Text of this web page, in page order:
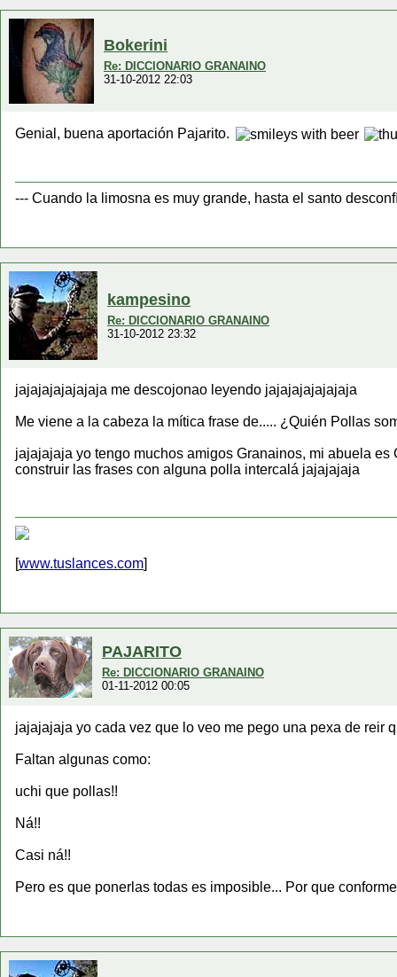
Bokerini
Re: DICCIONARIO GRANAINO
31-10-2012 22:03
Genial, buena aportación Pajarito.
--- Cuando la limosna es muy grande, hasta el santo
kampesino
Re: DICCIONARIO GRANAINO
31-10-2012 23:32
jajajajajajajaja me descojonao leyendo jajajajajajajaja
Me viene a la cabeza la mítica frase de..... ¿Quién Pollas
jajajajaja yo tengo muchos amigos Granainos, mi abuela
construir las frases con alguna polla intercalá jajajajaja
[www.tuslances.com]
PAJARITO
Re: DICCIONARIO GRANAINO
01-11-2012 00:05
jajajajaja yo cada vez que lo veo me pego una pexa de reir
Faltan algunas como:
uchi que pollas!!
Ná!!
Casi ná!!
Pero es que ponerlas todas es imposible... Por que